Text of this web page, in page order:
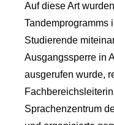
Auf diese Art
Tandemprogramms
Studierende
Ausgangssperre in
ausgerufen wurde,
Sprachenzentrum